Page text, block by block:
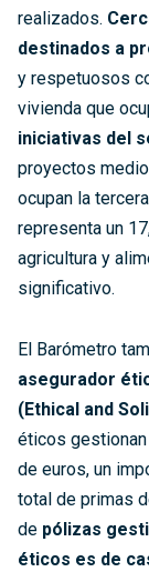
realizados.
destinados a
y respetuosos
vivienda que
iniciativas del
proyectos
ocupan la
representa un
agricultura y
significativo.
El Barómetro
asegurador
(Ethical and
éticos
de euros, un
total de primas
de pólizas
éticos es de